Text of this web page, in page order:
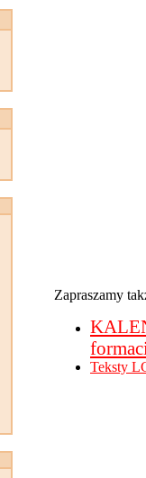
Zapraszamy
Teksty